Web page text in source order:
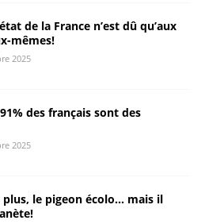
de la France n’est dû qu’aux
mêmes!
2025
91% des français sont des
2025
le pigeon écolo… mais il